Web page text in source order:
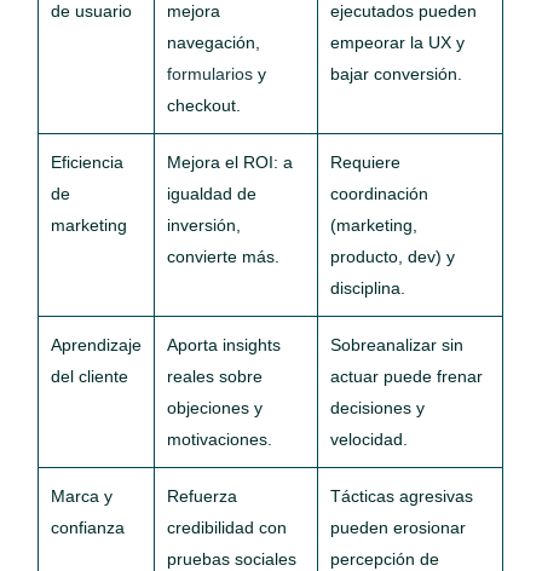
de usuario
mejora
navegación,
formularios y
checkout.
ejecutados pueden
empeorar la UX y
bajar conversión.
Eficiencia
de
marketing
Mejora el ROI: a
igualdad de
inversión,
convierte más.
Requiere
coordinación
(marketing,
producto, dev) y
disciplina.
Aprendizaje
del cliente
Aporta insights
reales sobre
objeciones y
motivaciones.
Sobreanalizar sin
actuar puede frenar
decisiones y
velocidad.
Marca y
confianza
Refuerza
credibilidad con
pruebas sociales
Tácticas agresivas
pueden erosionar
percepción de